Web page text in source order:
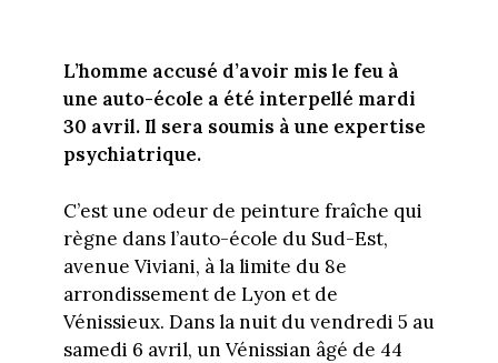
L’homme accusé d’avoir mis le feu à
une auto-école a été interpellé mardi
30 avril. Il sera soumis à une expertise
psychiatrique.
C’est une odeur de peinture fraîche qui
règne dans l’auto-école du Sud-Est,
avenue Viviani, à la limite du 8e
arrondissement de Lyon et de
Vénissieux. Dans la nuit du vendredi 5 au
samedi 6 avril, un Vénissian âgé de 44